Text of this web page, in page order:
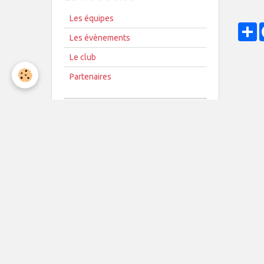
Les équipes
Les évènements
Le club
Partenaires